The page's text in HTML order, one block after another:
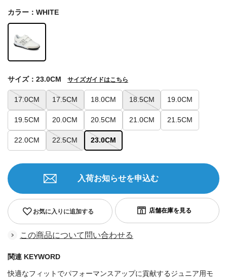
カラー：WHITE
17.0CM 17.5CM 18.0CM 18.5CM 19.0CM
19.5CM 20.0CM 20.5CM 21.0CM 21.5CM
22.0CM 22.5CM 23.0CM
サイズ：23.0CM サイズガイドはこちら
お気に入りに追加する
入荷お知らせを申込む
この商品について問い合わせる
関連 KEYWORD
快適なフィットでパフォーマンスアップに貢献するジュニア用モ